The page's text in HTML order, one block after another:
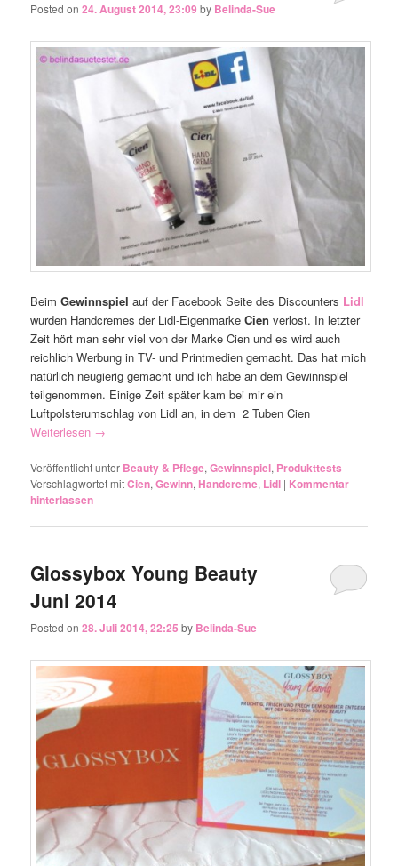
Posted on24. August 2014, 23:09 by Belinda-Sue
BeimGewinnspiel auf der Facebook Seite des Discounters Lidl
wurden Handcremes der Lidl-EigenmarkeCien verlost. In letzter
Zeit hört man sehr viel von der Marke Cien und es wird auch
reichlich Werbung in TV- und Printmedien gemacht. Das hat mich
natürlich neugierig gemacht und ich habe an dem Gewinnspiel
teilgenommen. Einige Zeit später kam bei mir ein
Luftpolsterumschlag von Lidl an, in dem 2 Tuben Cien
Weiterlesen →
Veröffentlicht unter Beauty & Pflege,Gewinnspiel, Produkttests |
Verschlagwortet mitCien,Gewinn,Handcreme, Lidl | Kommentar
hinterlassen
Glossybox Young Beauty
Juni 2014
Posted on28. Juli 2014, 22:25 by Belinda-Sue